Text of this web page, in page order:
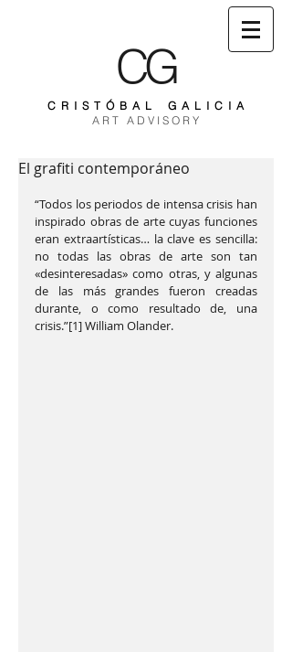
CG
C R I S T Ó B A L G A L I C I A
A R T A D V I S O R Y
El grafiti contemporáneo
“Todos los periodos de intensa crisis han
inspirado obras de arte cuyas funciones
eran extraartísticas… la clave es sencilla:
no todas las obras de arte son tan
«desinteresadas» como otras, y algunas
de las más grandes fueron creadas
durante, o como resultado de, una
crisis.”[1] William Olander.